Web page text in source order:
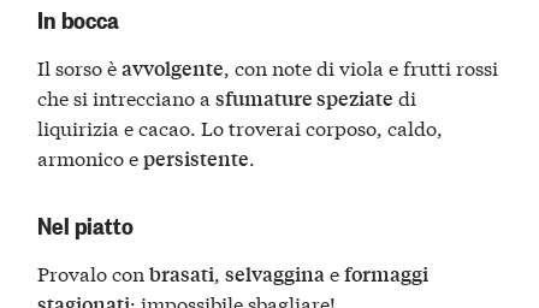
In bocca
Il sorso èavvolgente, con note di viola e frutti rossi
che si intrecciano asfumature speziate di
liquirizia e cacao. Lo troverai corposo, caldo,
armonico epersistente.
Nel piatto
Provalo conbrasati,selvagginaeformaggi